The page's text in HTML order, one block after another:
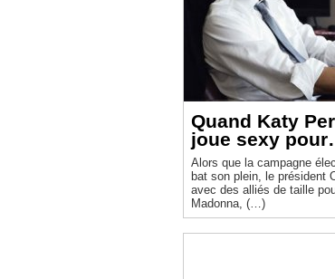
Quand Katy
joue sexy
Alors que la campagne
bat son plein, le président
avec des alliés de taille
Madonna, (…)